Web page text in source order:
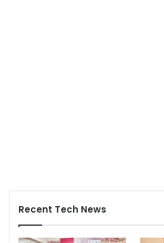
Recent Tech News